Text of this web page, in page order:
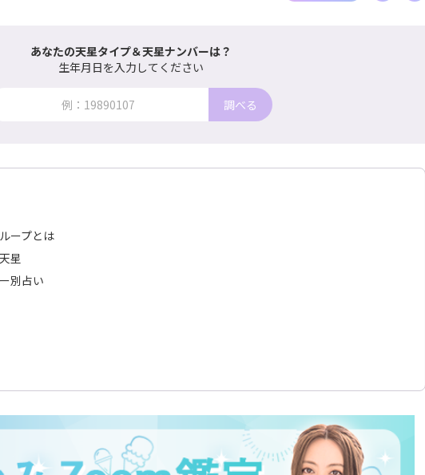
あなたの天星タイプ＆天星ナンバーは？
生年月日を入力してください
調べる
ープとは
星
別占い